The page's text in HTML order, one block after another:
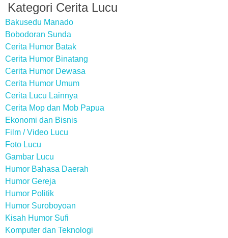
Kategori Cerita Lucu
Bakusedu Manado
Bobodoran Sunda
Cerita Humor Batak
Cerita Humor Binatang
Cerita Humor Dewasa
Cerita Humor Umum
Cerita Lucu Lainnya
Cerita Mop dan Mob Papua
Ekonomi dan Bisnis
Film / Video Lucu
Foto Lucu
Gambar Lucu
Humor Bahasa Daerah
Humor Gereja
Humor Politik
Humor Suroboyoan
Kisah Humor Sufi
Komputer dan Teknologi